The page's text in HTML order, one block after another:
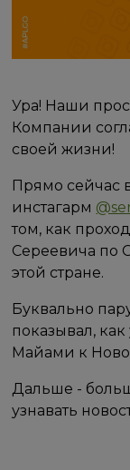
Ура! Наши
Компании
своей жизни!
Прямо сейчас
инстагарм
том, как
Сереевича по
этой стране.
Буквально
показывал,
Майами к
Дальше -
узнавать